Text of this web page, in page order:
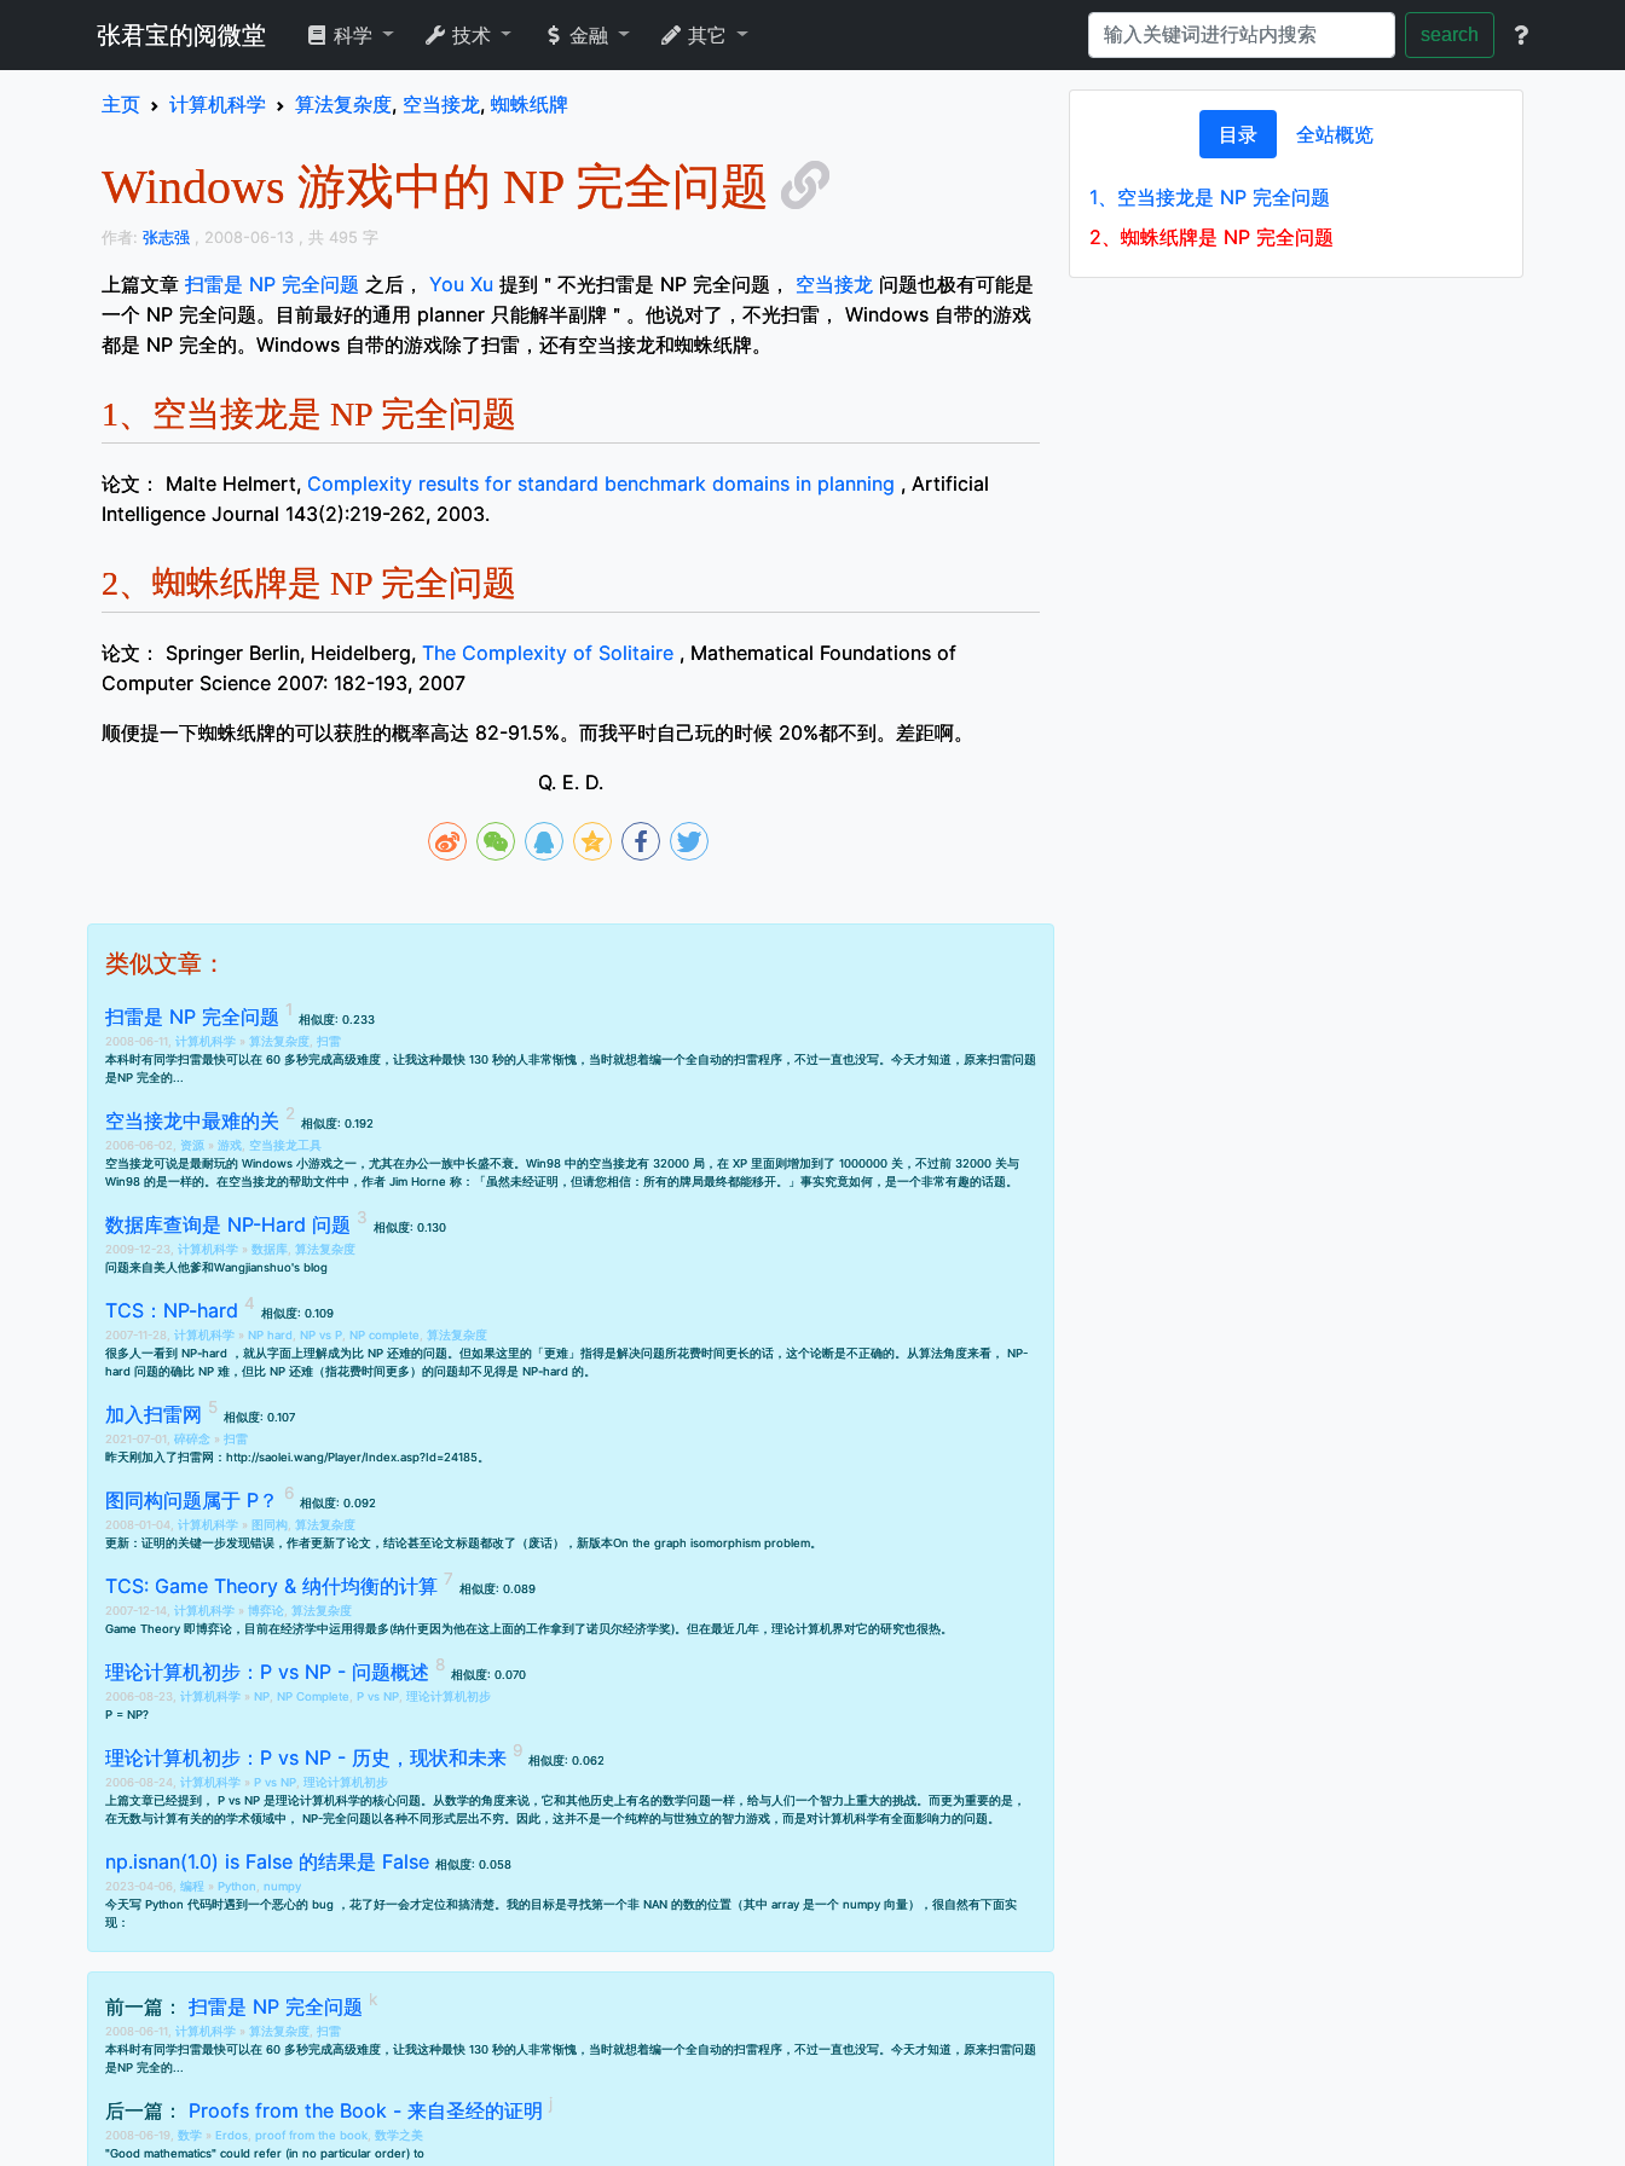
张君宝的阅微堂 科学 技术 金融 其它 search
主页 计算机科学 算法复杂度, 空当接龙, 蜘蛛纸牌
Windows 游戏中的 NP 完全问题
作者: 张志强 , 2008-06-13 , 共 495 字
上篇文章 扫雷是 NP 完全问题 之后， You Xu 提到＂不光扫雷是 NP 完全问题， 空当接龙 问题也极有可能是
一个 NP 完全问题。目前最好的通用 planner 只能解半副牌＂。他说对了，不光扫雷， Windows 自带的游戏
都是 NP 完全的。Windows 自带的游戏除了扫雷，还有空当接龙和蜘蛛纸牌。
1、 空当接龙是 NP 完全问题
论文： Malte Helmert, Complexity results for standard benchmark domains in planning , Artificial
Intelligence Journal 143(2):219-262, 2003.
2、 蜘蛛纸牌是 NP 完全问题
论文： Springer Berlin, Heidelberg, The Complexity of Solitaire , Mathematical Foundations of
Computer Science 2007: 182-193, 2007
顺便提一下蜘蛛纸牌的可以获胜的概率高达 82-91.5%。而我平时自己玩的时候 20%都不到。差距啊。
Q. E. D.
类似文章：
扫雷是 NP 完全问题
相似度: 0.233
2008-06-11, 计算机科学 » 算法复杂度 扫雷
本科时有同学扫雷最快可以在 60 多秒完成高级难度，让我这种最快 130 秒的人非常惭愧，当时就想着编一个全自动的扫雷程序，不过一直也没写。今天才知道，原来扫雷问题
是NP 完全的
空当接龙中最难的关
相似度: 0.192
2006-06-02, 资源 » 游戏
空当接龙工具
空当接龙可说是最耐玩的 Windows 小游戏之一，尤其在办公一族中长盛不衰。Win98 中的空当接龙有 32000 局，在 XP 里面则增加到了 1000000 关，不过前 32000 关与
Win98 的是一样的。在空当接龙的帮助文件中，作者 Jim Horne 称：「虽然未经证明，但请您相信：所有的牌局最终都能移开。」事实究竟如何，是一个非常有趣的话题。
数据库查询是 NP-Hard 问题
相似度: 0.130
2009-12-23, 计算机科学 » 数据库 算法复杂度
问题来自美人他爹和Wangjianshuo's blog
TCS：NP-hard
相似度: 0.109
2007-11-28, 计算机科学 » NP hard NP vs P NP complete
算法复杂度
很多人一看到 NP-hard ，就从字面上理解成为比 NP 还难的问题。但如果这里的「更难」指得是解决问题所花费时间更长的话，这个论断是不正确的。从算法角度来看， NP-
hard 问题的确比 NP 难，但比 NP 还难（指花费时间更多）的问题却不见得是 NP-hard 的。
加入扫雷网
相似度: 0.107
2021-07-01, 碎碎念 » 扫雷
昨天刚加入了扫雷网： http://saolei.wang/Player/Index.asp?Id=24185
图同构问题属于 P？
相似度: 0.092
2008-01-04, 计算机科学 » 图同构 算法复杂度
更新：证明的关键一步发现错误，作者更新了论文，结论甚至论文标题都改了（废话），新版本On the graph isomorphism problem
TCS: Game Theory & 纳什均衡的计算
相似度: 0.089
2007-12-14, 计算机科学 » 博弈论 算法复杂度
Game Theory 即博弈论，目前在经济学中运用得最多(纳什更因为他在这上面的工作拿到了诺贝尔经济学奖)。但在最近几年，理论计算机界对它的研究也很热。
理论计算机初步：P vs NP - 问题概述
相似度: 0.070
2006-08-23, 计算机科学 » NP NP Complete P vs NP 理论计算机初步
P = NP?
理论计算机初步：P vs NP - 历史，现状和未来
相似度: 0.062
2006-08-24, 计算机科学 » P vs NP 理论计算机初步
上篇文章已经提到， P vs NP 是理论计算机科学的核心问题。从数学的角度来说，它和其他历史上有名的数学问题一样，给与人们一个智力上重大的挑战。而更为重要的是，
在无数与计算有关的的学术领域中， NP-完全问题以各种不同形式层出不穷。因此，这并不是一个纯粹的与世独立的智力游戏，而是对计算机科学有全面影响力的问题。
np.isnan(1.0) is False 的结果是 False 相似度: 0.058
2023-04-06, 编程 » Python
numpy
今天写 Python 代码时遇到一个恶心的 bug ，花了好一会才定位和搞清楚。我的目标是寻找第一个非 NAN 的数的位置（其中 array 是一个 numpy 向量），很自然有下面实
现：
前一篇： 扫雷是 NP 完全问题
2008-06-11, 计算机科学 » 算法复杂度 扫雷
本科时有同学扫雷最快可以在 60 多秒完成高级难度，让我这种最快 130 秒的人非常惭愧，当时就想着编一个全自动的扫雷程序，不过一直也没写。今天才知道，原来扫雷问题
是NP 完全的
后一篇： Proofs from the Book - 来自圣经的证明
2008-06-19, 数学 » Erdos proof from the book 数学之美
"Good mathematics" could refer (in no particular order) to
目录 全站概览
1、 空当接龙是 NP 完全问题
2、 蜘蛛纸牌是 NP 完全问题